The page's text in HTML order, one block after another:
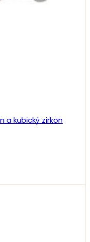
a kubický zirkon